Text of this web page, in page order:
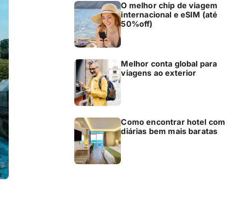
O melhor chip de viagem
internacional e eSIM (até
50%off)
Melhor conta global para
viagens ao exterior
Como encontrar hotel com
diárias bem mais baratas